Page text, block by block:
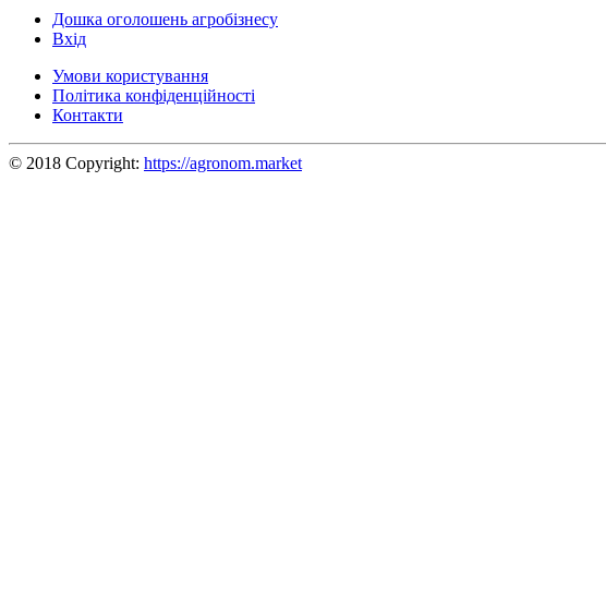
Дошка оголошень агробізнесу
Вхід
Умови користування
Політика конфіденційності
Контакти
© 2018 Copyright: https://agronom.market